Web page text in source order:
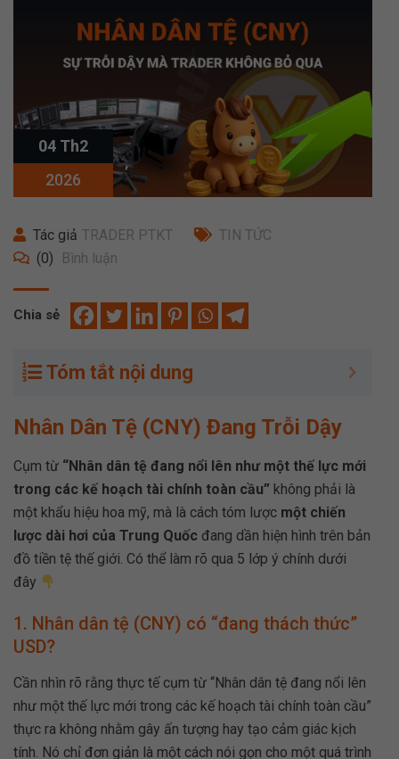
04 Th2
2026
Tác giả TRADER PTKT
TIN TỨC
(0)
Bình luận
Chia sẻ
Tóm tắt nội dung
Nhân Dân Tệ (CNY) Đang Trỗi Dậy
Cụm từ “Nhân dân tệ đang nổi lên như một thế lực mới
trong các kế hoạch tài chính toàn cầu” không phải là
một khẩu hiệu hoa mỹ, mà là cách tóm lược một chiến
lược dài hơi của Trung Quốc đang dần hiện hình trên bản
đồ tiền tệ thế giới. Có thể làm rõ qua 5 lớp ý chính dưới
đây
1. Nhân dân tệ (CNY) có “đang thách thức”
USD?
Cần nhìn rõ rằng thực tế cụm từ “Nhân dân tệ đang nổi lên
như một thế lực mới trong các kế hoạch tài chính toàn cầu”
thực ra không nhằm gây ấn tượng hay tạo cảm giác kịch
tính. Nó chỉ đơn giản là một cách nói gọn cho một quá trình